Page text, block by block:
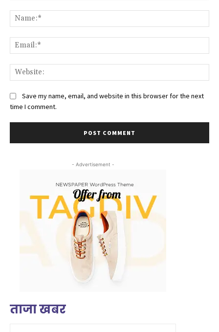
Save my name, email, and website in this browser for the next
time I comment.
- Advertisement -
ताजा खबर